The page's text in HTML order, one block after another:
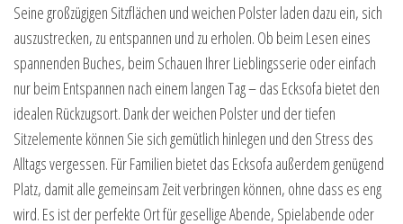
Seine großzügigen Sitzflächen und weichen Polster laden dazu ein, sich
auszustrecken, zu entspannen und zu erholen. Ob beim Lesen eines
spannenden Buches, beim Schauen Ihrer Lieblingsserie oder einfach
nur beim Entspannen nach einem langen Tag – das Ecksofa bietet den
idealen Rückzugsort. Dank der weichen Polster und der tiefen
Sitzelemente können Sie sich gemütlich hinlegen und den Stress des
Alltags vergessen. Für Familien bietet das Ecksofa außerdem genügend
Platz, damit alle gemeinsam Zeit verbringen können, ohne dass es eng
wird. Es ist der perfekte Ort für gesellige Abende, Spielabende oder